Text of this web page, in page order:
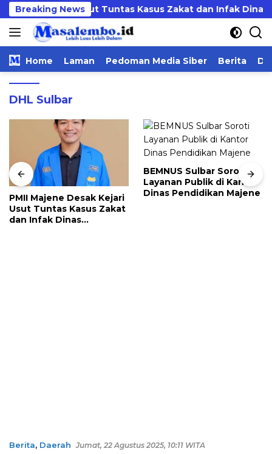
Langsung
ke
konten
Breaking News
Desak Kejari Usut Tuntas Kasus Zakat dan Infak Dinas
Home Laman Pedoman Media Siber Berita
DHL Sulbar
PMII Majene Desak Kejari
Usut Tuntas Kasus Zakat
dan Infak Dinas
BEMNUS Sulbar Soroti
Layanan Publik di Kantor
Dinas Pendidikan Majene
Berita, Daerah Jumat, 22 Agustus 2025, 10:11 WITA